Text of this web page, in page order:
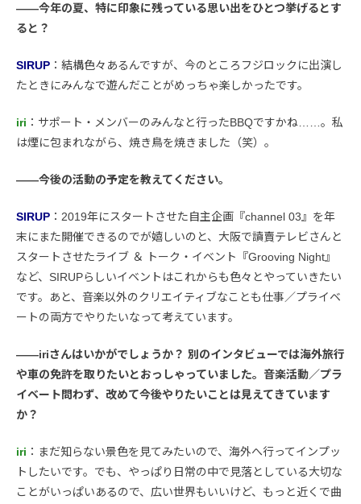
――今年の夏、特に印象に残っている思い出をひとつ挙げるとす
ると？
SIRUP ：結構色々あるんですが、今のところフジロックに出演し
たときにみんなで遊んだことがめっちゃ楽しかったです。
iri ：サポート・メンバーのみんなと行ったBBQですかね……。私
は煙に包まれながら、焼き鳥を焼きました（笑）。
――今後の活動の予定を教えてください。
SIRUP ：2019年にスタートさせた自主企画『channel 03』を年
末にまた開催できるのでが嬉しいのと、大阪で讀賣テレビさんと
スタートさせたライブ ＆ トーク・イベント『Grooving Night』
など、SIRUPらしいイベントはこれからも色々とやっていきたい
です。あと、音楽以外のクリエイティブなことも仕事／プライベ
ートの両方でやりたいなって考えています。
――iriさんはいかがでしょうか？ 別のインタビューでは海外旅行
や車の免許を取りたいとおっしゃっていました。音楽活動／プラ
イベート問わず、改めて今後やりたいことは見えてきています
か？
iri ：まだ知らない景色を見てみたいので、海外へ行ってインプッ
トしたいです。でも、やっぱり日常の中で見落としている大切な
ことがいっぱいあるので、広い世界もいいけど、もっと近くで曲